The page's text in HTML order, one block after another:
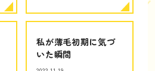
私が薄毛初期に気づ
いた瞬間